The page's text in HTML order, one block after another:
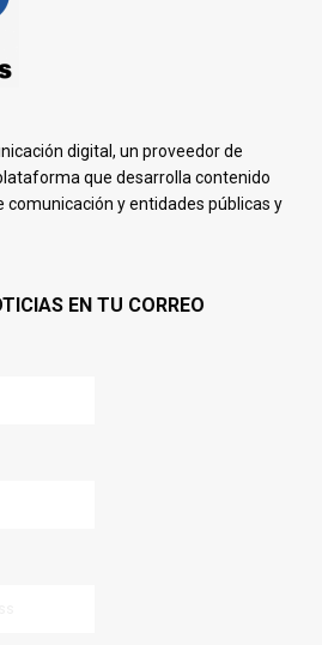
digital, un proveedor de
que desarrolla contenido
comunicación y entidades públicas y
EN TU CORREO